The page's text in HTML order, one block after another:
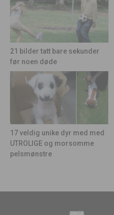
21 bilder tatt bare sekunder
før noen døde
17 veldig unike dyr med med
UTROLIGE og morsomme
pelsmønstre